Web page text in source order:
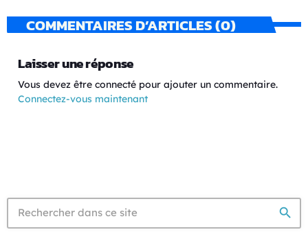
COMMENTAIRES D’ARTICLES (0)
Laisser une réponse
Vous devez être connecté pour ajouter un commentaire.
Connectez-vous maintenant
search